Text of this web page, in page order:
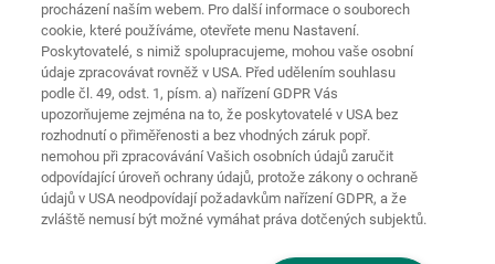
Pravidla a
podmínky
Zásady
používání
souborů
cookie Přihlásit
Prohlášení o
bezbariérovosti
Nastavení souborů cookies
procházení naším webem. Pro další informace o souborech
cookie, které používáme, otevřete menu Nastavení.
Poskytovatelé, s nimiž spolupracujeme, mohou vaše osobní
údaje zpracovávat rovněž v USA. Před udělením souhlasu
podle čl. 49, odst. 1, písm. a) nařízení GDPR Vás
upozorňujeme zejména na to, že poskytovatelé v USA bez
rozhodnutí o přiměřenosti a bez vhodných záruk popř.
nemohou při zpracovávání Vašich osobních údajů zaručit
odpovídající úroveň ochrany údajů, protože zákony o ochraně
údajů v USA neodpovídají požadavkům nařízení GDPR, a že
zvláště nemusí být možné vymáhat práva dotčených subjektů.